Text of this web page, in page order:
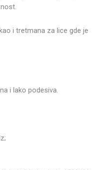
i tretmana za lice gde je
i lako podesiva.